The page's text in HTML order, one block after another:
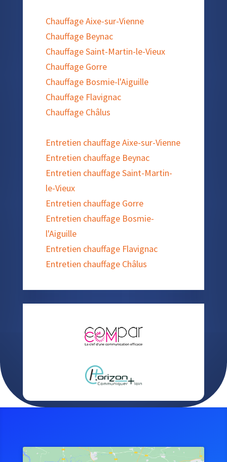
Chauffage Aixe-sur-Vienne
Chauffage Beynac
Chauffage Saint-Martin-le-Vieux
Chauffage Gorre
Chauffage Bosmie-l'Aiguille
Chauffage Flavignac
Chauffage Châlus
Entretien chauffage Aixe-sur-Vienne
Entretien chauffage Beynac
Entretien chauffage Saint-Martin-
le-Vieux
Entretien chauffage Gorre
Entretien chauffage Bosmie-
l'Aiguille
Entretien chauffage Flavignac
Entretien chauffage Châlus